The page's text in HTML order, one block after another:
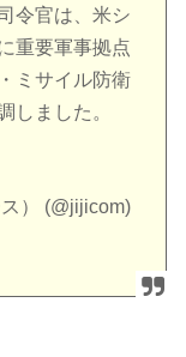
令官は、米シ
重要軍事拠点
ミサイル防衛
しました。
） (@jijicom)